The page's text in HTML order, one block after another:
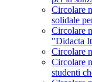
Circolare
solidale
Circolare
"Didacta
Circolare
Circolare
studenti